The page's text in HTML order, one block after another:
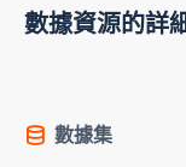
數據資源的詳
數據集